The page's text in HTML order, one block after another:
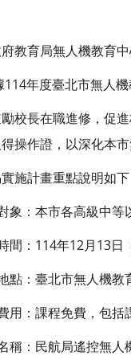
教育局無人機教育
年度臺北市無人
校長在職進修，促
操作證，以深化本
施計畫重點說明如下
象：本市各高級中等
間：114年12月13日
點：臺北市無人機教
用：課程免費，包
稱：民航局遙控無人